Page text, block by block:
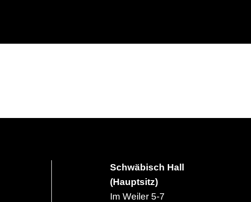
Schwäbisch Hall
(Hauptsitz)
Im Weiler 5-7